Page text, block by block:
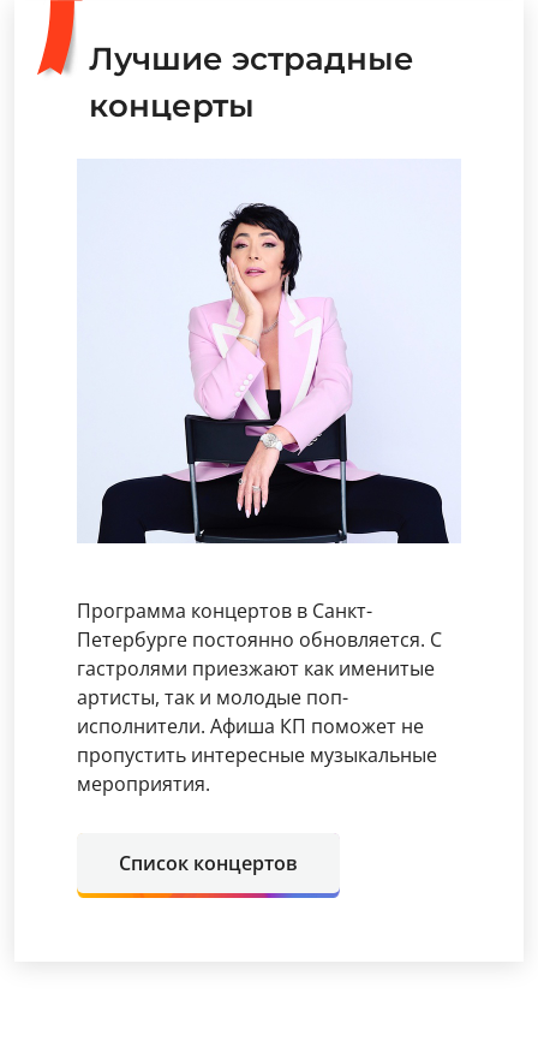
Лучшие эстрадные
концерты
Программа концертов в Санкт-
Петербурге постоянно обновляется. С
гастролями приезжают как именитые
артисты, так и молодые поп-
исполнители. Афиша КП поможет не
пропустить интересные музыкальные
мероприятия.
Список концертов